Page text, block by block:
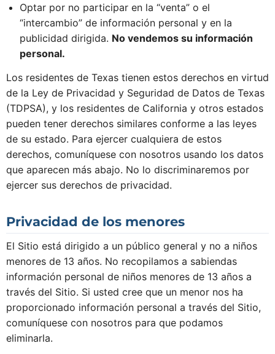
Optar por no participar en la “venta” o el
“intercambio” de información personal y en la
publicidad dirigida. No vendemos su información
personal.
Los residentes de Texas tienen estos derechos en virtud
de la Ley de Privacidad y Seguridad de Datos de Texas
(TDPSA), y los residentes de California y otros estados
pueden tener derechos similares conforme a las leyes
de su estado. Para ejercer cualquiera de estos
derechos, comuníquese con nosotros usando los datos
que aparecen más abajo. No lo discriminaremos por
ejercer sus derechos de privacidad.
Privacidad de los menores
El Sitio está dirigido a un público general y no a niños
menores de 13 años. No recopilamos a sabiendas
información personal de niños menores de 13 años a
través del Sitio. Si usted cree que un menor nos ha
proporcionado información personal a través del Sitio,
comuníquese con nosotros para que podamos
eliminarla.